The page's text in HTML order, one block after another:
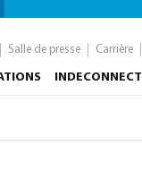
Salle de presse Carrière
INDECONNECT